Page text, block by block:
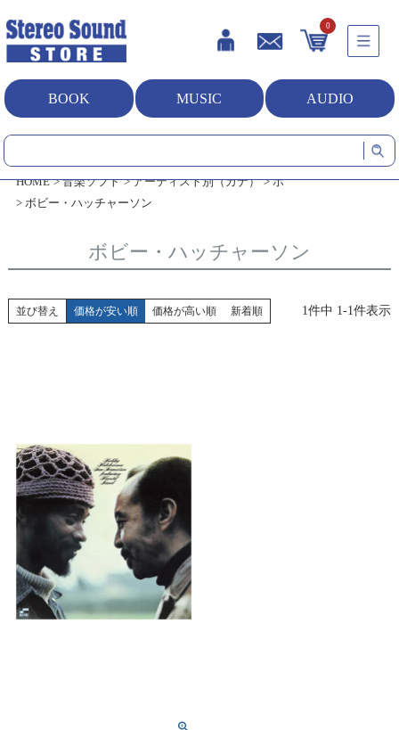
0
BOOK MUSIC AUDIO
HOME 音楽ソフト アーティスト別（カナ）
ホ
ボビー・ハッチャーソン
ボビー・ハッチャーソン
並び替え 価格が安い順 価格が高い順 新着順 1件中 1-1件表示